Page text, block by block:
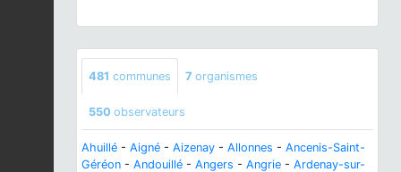
481 communes 7 organismes
550 observateurs
Ahuillé - Aigné - Aizenay - Allonnes - Ancenis-Saint-
Géréon - Andouillé - Angers - Angrie - Ardenay-sur-